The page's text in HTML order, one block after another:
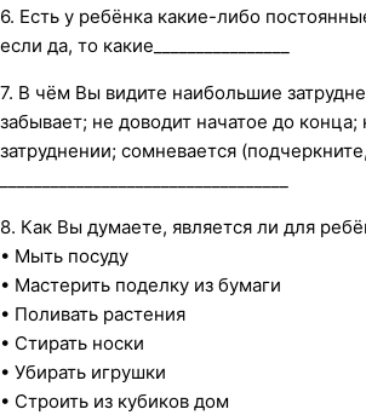
6. Есть у ребёнка какие-либо
если да, то какие________________
7. В чём Вы видите наибольшие
забывает; не доводит начатое до
затруднении; сомневается
8. Как Вы думаете, является ли для
• Мыть посуду
• Мастерить поделку из бумаги
• Поливать растения
• Стирать носки
• Убирать игрушки
• Строить из кубиков дом